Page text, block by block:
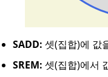
SADD: 셋(집합)에 값
SREM: 셋(집합)에서